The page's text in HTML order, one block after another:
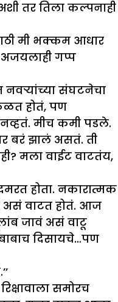
तर तिला कल्पनाही
मी भक्कम आधार
गप्प
नवऱ्यांच्या संघटनेचा
होतं, पण
मीच कमी पडले.
बरं झालं असतं. ती
मला वाईट वाटतंय,
होता. नकारात्मक
वाटत होतं. आज
जावं असं वाटू
दिसायचे…पण
समोरच